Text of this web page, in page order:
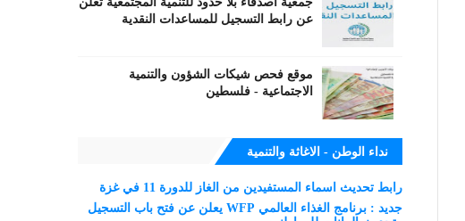
عن رابط التسجيل للمساعدات النقدية
موقع فحص شيكات الشؤون والتنمية
الاجتماعية - فلسطين
نداء الوطن - الاغاثة والتنمية
رابط تحديث اسماء المستفيدين من الغاز للدورة 11 في غزة
جديد : برنامج الغذاء العالمي WFP يعلن عن فتح باب التسجيل